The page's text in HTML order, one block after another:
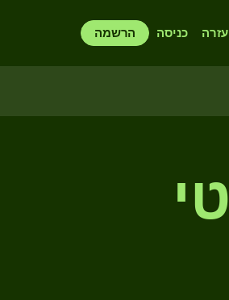
עזרה כניסה הרשמה